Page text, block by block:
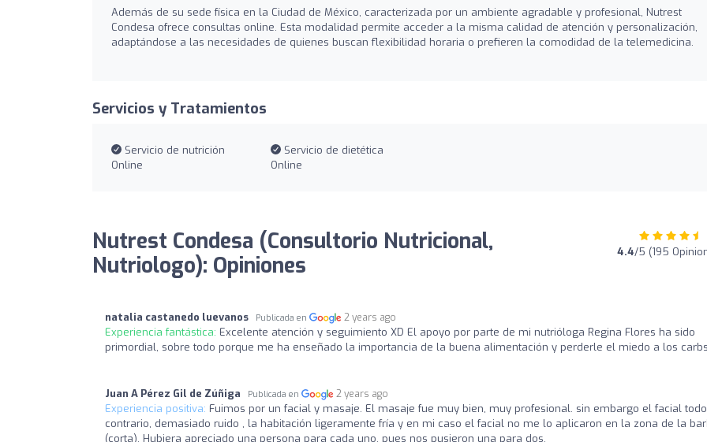
Además de su sede física en la Ciudad de México, caracterizada por un ambiente agradable y profesional, Nutrest
Condesa ofrece consultas online. Esta modalidad permite acceder a la misma calidad de atención y personalización,
adaptándose a las necesidades de quienes buscan flexibilidad horaria o prefieren la comodidad de la telemedicina.
Servicios y Tratamientos
Servicio de nutrición
Online
Servicio de dietética
Online
Nutrest Condesa (Consultorio Nutricional,
Nutriologo): Opiniones
4.4/5 (195
natalia castanedo luevanos Publicada en 2 years ago
Experiencia fantástica: Excelente atención y seguimiento XD El apoyo por parte de mi nutrióloga Regina Flores ha sido
primordial, sobre todo porque me ha enseñado la importancia de la buena alimentación y perderle el miedo a los carbs
Juan A Pérez Gil de Zúñiga Publicada en 2 years ago
Experiencia positiva: Fuimos por un facial y masaje. El masaje fue muy bien, muy profesional. sin embargo el facial
contrario, demasiado ruido , la habitación ligeramente fría y en mi caso el facial no me lo aplicaron en la zona de la
(corta). Hubiera apreciado una persona para cada uno, pues nos pusieron una para dos.